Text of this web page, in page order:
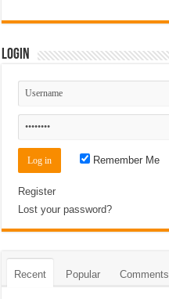
Login
Remember Me
Register
Lost your password?
Recent Popular Comments